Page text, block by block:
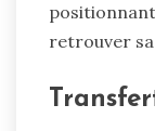
retrouver